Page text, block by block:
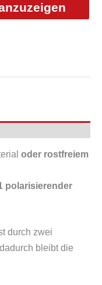
oder rostfreiem
polarisierender
durch zwei
bleibt die